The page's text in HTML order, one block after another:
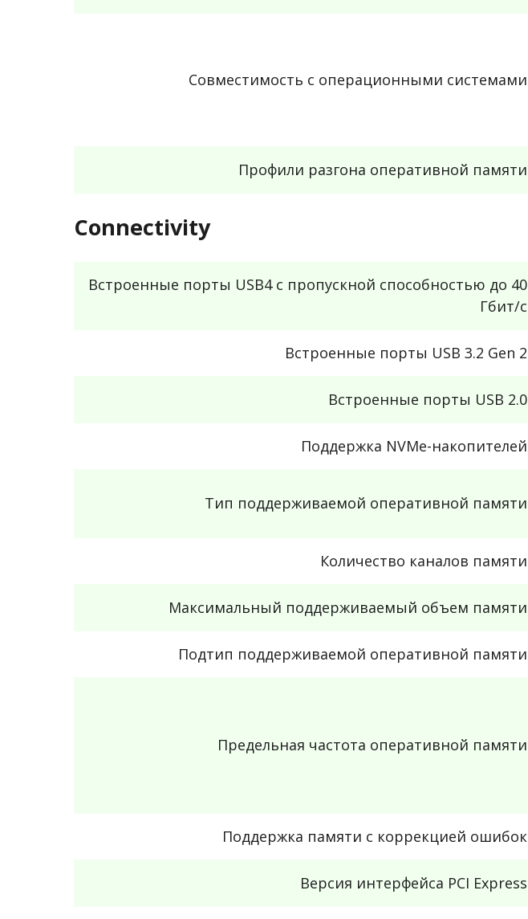
Совместимость с операционными системами
Профили разгона оперативной памяти
Connectivity
Встроенные порты USB4 с пропускной способностью до 40
Гбит/с
Встроенные порты USB 3.2 Gen 2
Встроенные порты USB 2.0
Поддержка NVMe-накопителей
Тип поддерживаемой оперативной памяти
Количество каналов памяти
Максимальный поддерживаемый объем памяти
Подтип поддерживаемой оперативной памяти
Предельная частота оперативной памяти
Поддержка памяти с коррекцией ошибок
Версия интерфейса PCI Express